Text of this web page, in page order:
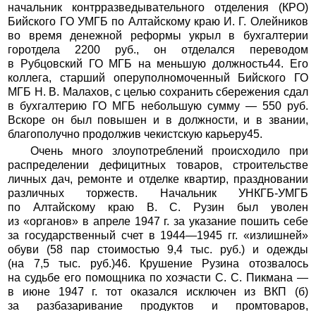
начальник контрразведывательного отделения (КРО)
Бийского ГО УМГБ по Алтайскому краю И. Г. Олейников
во время денежной реформы укрыл в бухгалтерии
горотдела 2200 руб., он отделался переводом
в Рубцовский ГО МГБ на меньшую должность44. Его
коллега, старший оперуполномоченный Бийского ГО
МГБ Н. В. Малахов, с целью сохранить сбережения сдал
в бухгалтерию ГО МГБ небольшую сумму — 550 руб.
Вскоре он был повышен и в должности, и в звании,
благополучно продолжив чекистскую карьеру45.
Очень много злоупотреблений происходило при
распределении дефицитных товаров, строительстве
личных дач, ремонте и отделке квартир, праздновании
различных торжеств. Начальник УНКГБ-УМГБ
по Алтайскому краю В. С. Рузин был уволен
из «органов» в апреле 1947 г. за указание пошить себе
за государственный счет в 1944—1945 гг. «излишней»
обуви (58 пар стоимостью 9,4 тыс. руб.) и одежды
(на 7,5 тыс. руб.)46. Крушение Рузина отозвалось
на судьбе его помощника по хозчасти С. С. Пикмана —
в июне 1947 г. тот оказался исключен из ВКП (б)
за разбазаривание продуктов и промтоваров,